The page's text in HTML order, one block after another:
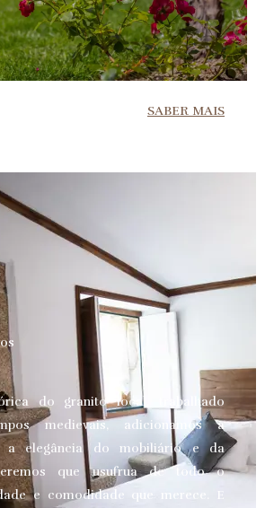
SABER MAIS
do granito local, trabalhado
medievais, adicionamos a
a elegância do mobiliário e da
que usufrua de todo o
e comodidade que merece.
E